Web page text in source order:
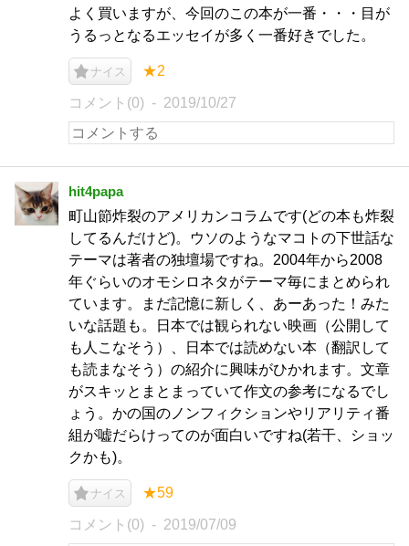
よく買いますが、今回のこの本が一番・・・目が
うるっとなるエッセイが多く一番好きでした。
ナイス ★2
コメント(0) 2019/10/27
hit4papa
町山節炸裂のアメリカンコラムです(どの本も炸裂
してるんだけど)。ウソのようなマコトの下世話な
テーマは著者の独壇場ですね。2004年から2008
年ぐらいのオモシロネタがテーマ毎にまとめられ
ています。まだ記憶に新しく、あーあった！みた
いな話題も。日本では観られない映画（公開して
も人こなそう）、日本では読めない本（翻訳して
も読まなそう）の紹介に興味がひかれます。文章
がスキッとまとまっていて作文の参考になるでし
ょう。かの国のノンフィクションやリアリティ番
組が嘘だらけってのが面白いですね(若干、ショッ
クかも)。
ナイス ★59
コメント(0) 2019/07/09